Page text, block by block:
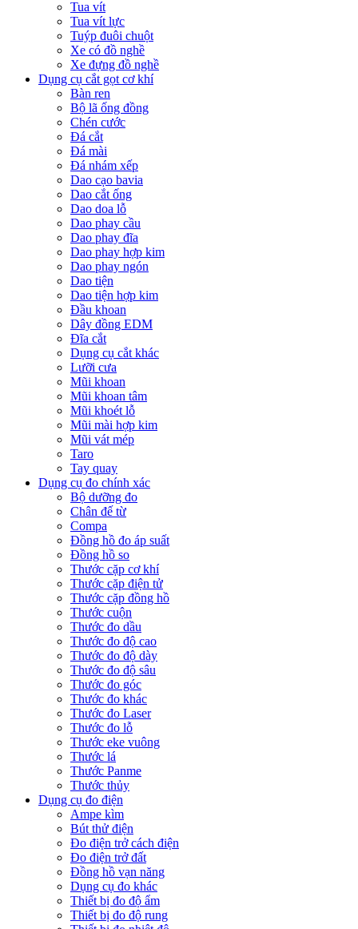
Tua vít
Tua vít lực
Tuýp đuôi chuột
Xe có đồ nghề
Xe đựng đồ nghề
Dụng cụ cắt gọt cơ khí
Bàn ren
Bộ lã ống đồng
Chén cước
Đá cắt
Đá mài
Đá nhám xếp
Dao cạo bavia
Dao cắt ống
Dao doa lỗ
Dao phay cầu
Dao phay đĩa
Dao phay hợp kim
Dao phay ngón
Dao tiện
Dao tiện hợp kim
Đầu khoan
Dây đồng EDM
Đĩa cắt
Dụng cụ cắt khác
Lưỡi cưa
Mũi khoan
Mũi khoan tâm
Mũi khoét lỗ
Mũi mài hợp kim
Mũi vát mép
Taro
Tay quay
Dụng cụ đo chính xác
Bộ dưỡng đo
Chân đế từ
Compa
Đồng hồ đo áp suất
Đồng hồ so
Thước cặp cơ khí
Thước cặp điện tử
Thước cặp đồng hồ
Thước cuộn
Thước đo dầu
Thước đo độ cao
Thước đo độ dày
Thước đo độ sâu
Thước đo góc
Thước đo khác
Thước đo Laser
Thước đo lỗ
Thước eke vuông
Thước lá
Thước Panme
Thước thủy
Dụng cụ đo điện
Ampe kìm
Bút thử điện
Đo điện trở cách điện
Đo điện trở đất
Đồng hồ vạn năng
Dụng cụ đo khác
Thiết bị đo độ ẩm
Thiết bị đo độ rung